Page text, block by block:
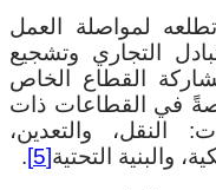
لمواصلة العمل
التجاري وتشجيع
القطاع الخاص
في القطاعات ذات
النقل، والتعدين،
والبنية التحتية[5]
.